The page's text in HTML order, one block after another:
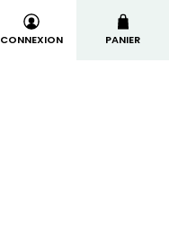
CONNEXION PANIER